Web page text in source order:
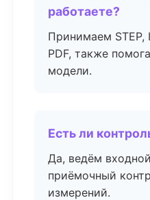
работаете?
Принимаем STEP,
PDF, также
модели.
Есть ли
Да, ведём
приёмочный
измерений.